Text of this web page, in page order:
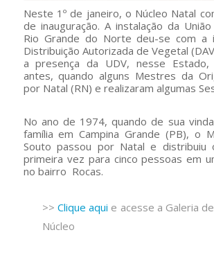
Neste 1º de janeiro, o Núcleo Natal
de inauguração. A instalação da
Rio Grande do Norte deu-se com a
Distribuição Autorizada de Vegetal
a presença da UDV, nesse Estado,
antes, quando alguns Mestres da
por Natal (RN) e realizaram algumas
No ano de 1974, quando de sua
família em Campina Grande (PB), o
Souto passou por Natal e distribuiu
primeira vez para cinco pessoas em
no bairro Rocas.
>> Clique aqui e acesse a Galeria
Núcleo